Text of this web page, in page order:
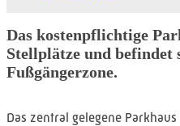
Das kostenpflichtige
Stellplätze und
Fußgängerzone.
Das zentral gelegene